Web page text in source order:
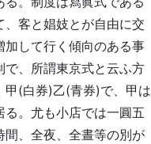
客と娼妓とが自由に交
して行く傾向のある事
、所謂東京式と云ふ方
甲(白券)乙(青券)で、甲は
。尤も小店では一圓五
、全夜、全晝等の別が